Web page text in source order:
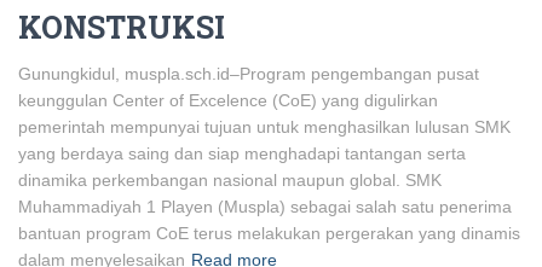
KONSTRUKSI
Gunungkidul, muspla.sch.id–Program pengembangan pusat
keunggulan Center of Excelence (CoE) yang digulirkan
pemerintah mempunyai tujuan untuk menghasilkan lulusan SMK
yang berdaya saing dan siap menghadapi tantangan serta
dinamika perkembangan nasional maupun global. SMK
Muhammadiyah 1 Playen (Muspla) sebagai salah satu penerima
bantuan program CoE terus melakukan pergerakan yang dinamis
dalam menyelesaikan Read more